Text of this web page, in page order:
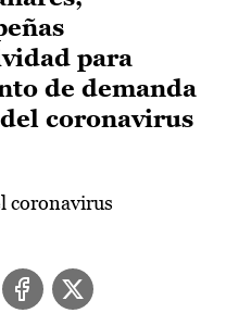
para
de demanda
coronavirus
coronavirus